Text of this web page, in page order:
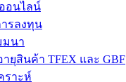
อนไลน์
รลงทุน
มนา
ยุสินค้า TFEX และ GBF
ราะห์